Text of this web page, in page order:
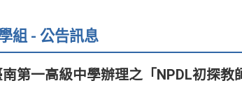
組 - 公告訊息
南第一高級中學辦理之「NPDL初探